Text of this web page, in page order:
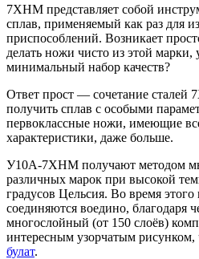
7ХНМ представляет собой
сплав, применяемый как раз для
приспособлений. Возникает
делать ножи чисто из этой марки,
минимальный набор качеств?
Ответ прост — сочетание
получить сплав с особыми
первоклассные ножи, имеющие
характеристики, даже больше.
У10А-7ХНМ получают методом
различных марок при высокой
градусов Цельсия. Во время этого
соединяются воедино, благодаря
многослойный (от 150 слоёв)
интересным узорчатым
булат.